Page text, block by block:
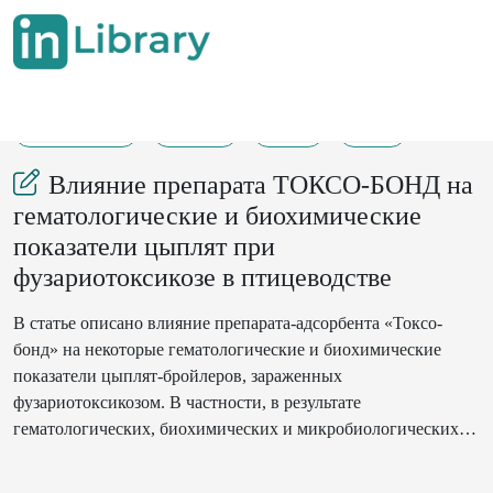
Влияние препарата ТОКСО-БОНД на
гематологические и биохимические
показатели цыплят при
фузариотоксикозе в птицеводстве
В статье описано влияние препарата-адсорбента «Токсо-
бонд» на некоторые гематологические и биохимические
показатели цыплят-бройлеров, зараженных
фузариотоксикозом. В частности, в результате
гематологических, биохимических и микробиологических